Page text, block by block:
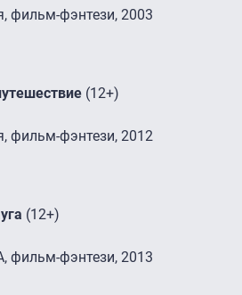
фильм-фэнтези, 2003
(12+)
фильм-фэнтези, 2012
(12+)
фильм-фэнтези, 2013